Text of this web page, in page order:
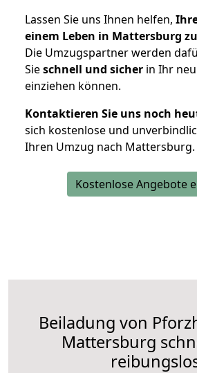
Lassen Sie uns Ihnen helfen,
einem Leben in Mattersburg
Die Umzugspartner werden
Sieschnell und sicher in Ihr
einziehen können.
Kontaktieren Sie uns noch
sich kostenlose und
Ihren Umzug nach Mattersburg.
Kostenlose Angebote
Beiladung von
Mattersburg